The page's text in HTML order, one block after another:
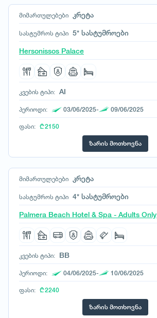
მიმართულებები კრეტა
სასტუმროს ტიპი 5* სასტუმროები
Hersonissos Palace
კვების ტიპი: AI
პერიოდი: 03/06/2025- 09/06/2025
ფასი: ₾ 2150
ზარის მოთხოვნა
მიმართულებები კრეტა
სასტუმროს ტიპი 4* სასტუმროები
Palmera Beach Hotel & Spa - Adults Only
კვების ტიპი: BB
პერიოდი: 04/06/2025- 10/06/2025
ფასი: ₾ 2240
ზარის მოთხოვნა